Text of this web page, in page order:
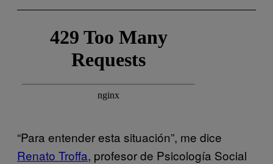
“Para entender esta situación”, me dice
Renato Troffa, profesor de Psicología Social